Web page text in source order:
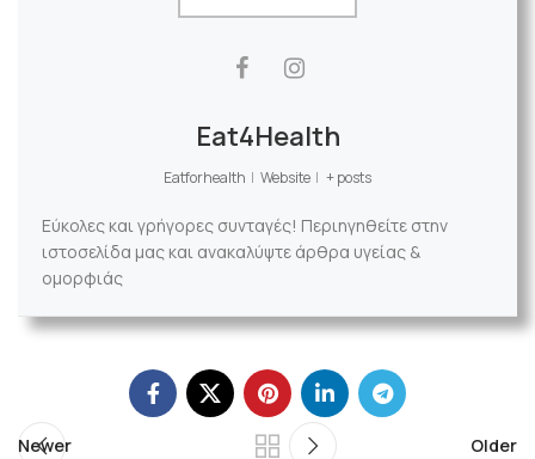
Eat4Health
Eatforhealth | Website | + posts
Εύκολες και γρήγορες συνταγές! Περιηγηθείτε στην
ιστοσελίδα μας και ανακαλύψτε άρθρα υγείας &
ομορφιάς
Newer Older